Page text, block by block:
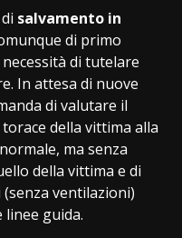
salvamento in
di primo
di tutelare
In attesa di nuove
di valutare il
della vittima alla
ma senza
della vittima e di
ventilazioni)
guida.